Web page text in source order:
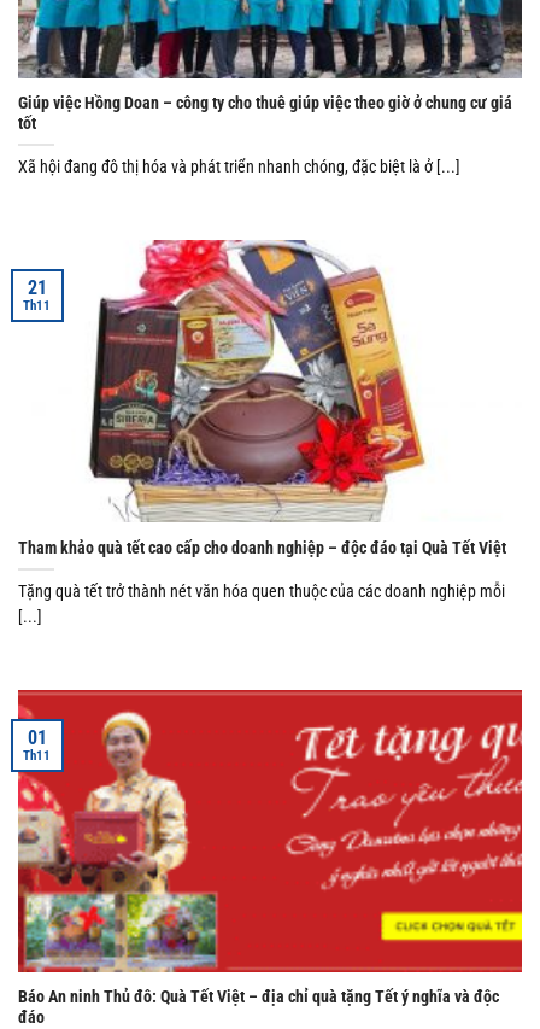
Giúp việc Hồng Doan – công ty cho thuê giúp việc theo giờ ở chung cư giá
tốt
Xã hội đang đô thị hóa và phát triển nhanh chóng, đặc biệt là ở [...]
Tham khảo quà tết cao cấp cho doanh nghiệp – độc đáo tại Quà Tết Việt
Tặng quà tết trở thành nét văn hóa quen thuộc của các doanh nghiệp mỗi
[...]
21
Th11
Báo An ninh Thủ đô: Quà Tết Việt – địa chỉ quà tặng Tết ý nghĩa và độc
đáo
01
Th11